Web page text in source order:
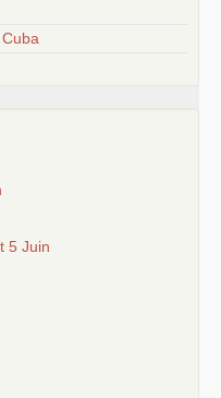
5 Juin